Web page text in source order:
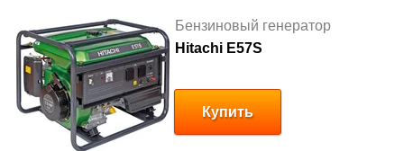
Бензиновый генератор
Hitachi E57S
Купить